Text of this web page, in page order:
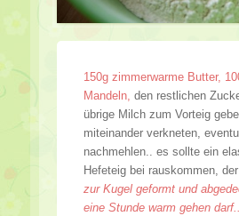
150g zimmerwarme Butter,
Mandeln, den restlichen
übrige Milch zum Vorteig
miteinander verkneten,
nachmehlen.. es sollte ein
Hefeteig bei rauskommen,
zur Kugel geformt und
eine Stunde warm gehen darf..